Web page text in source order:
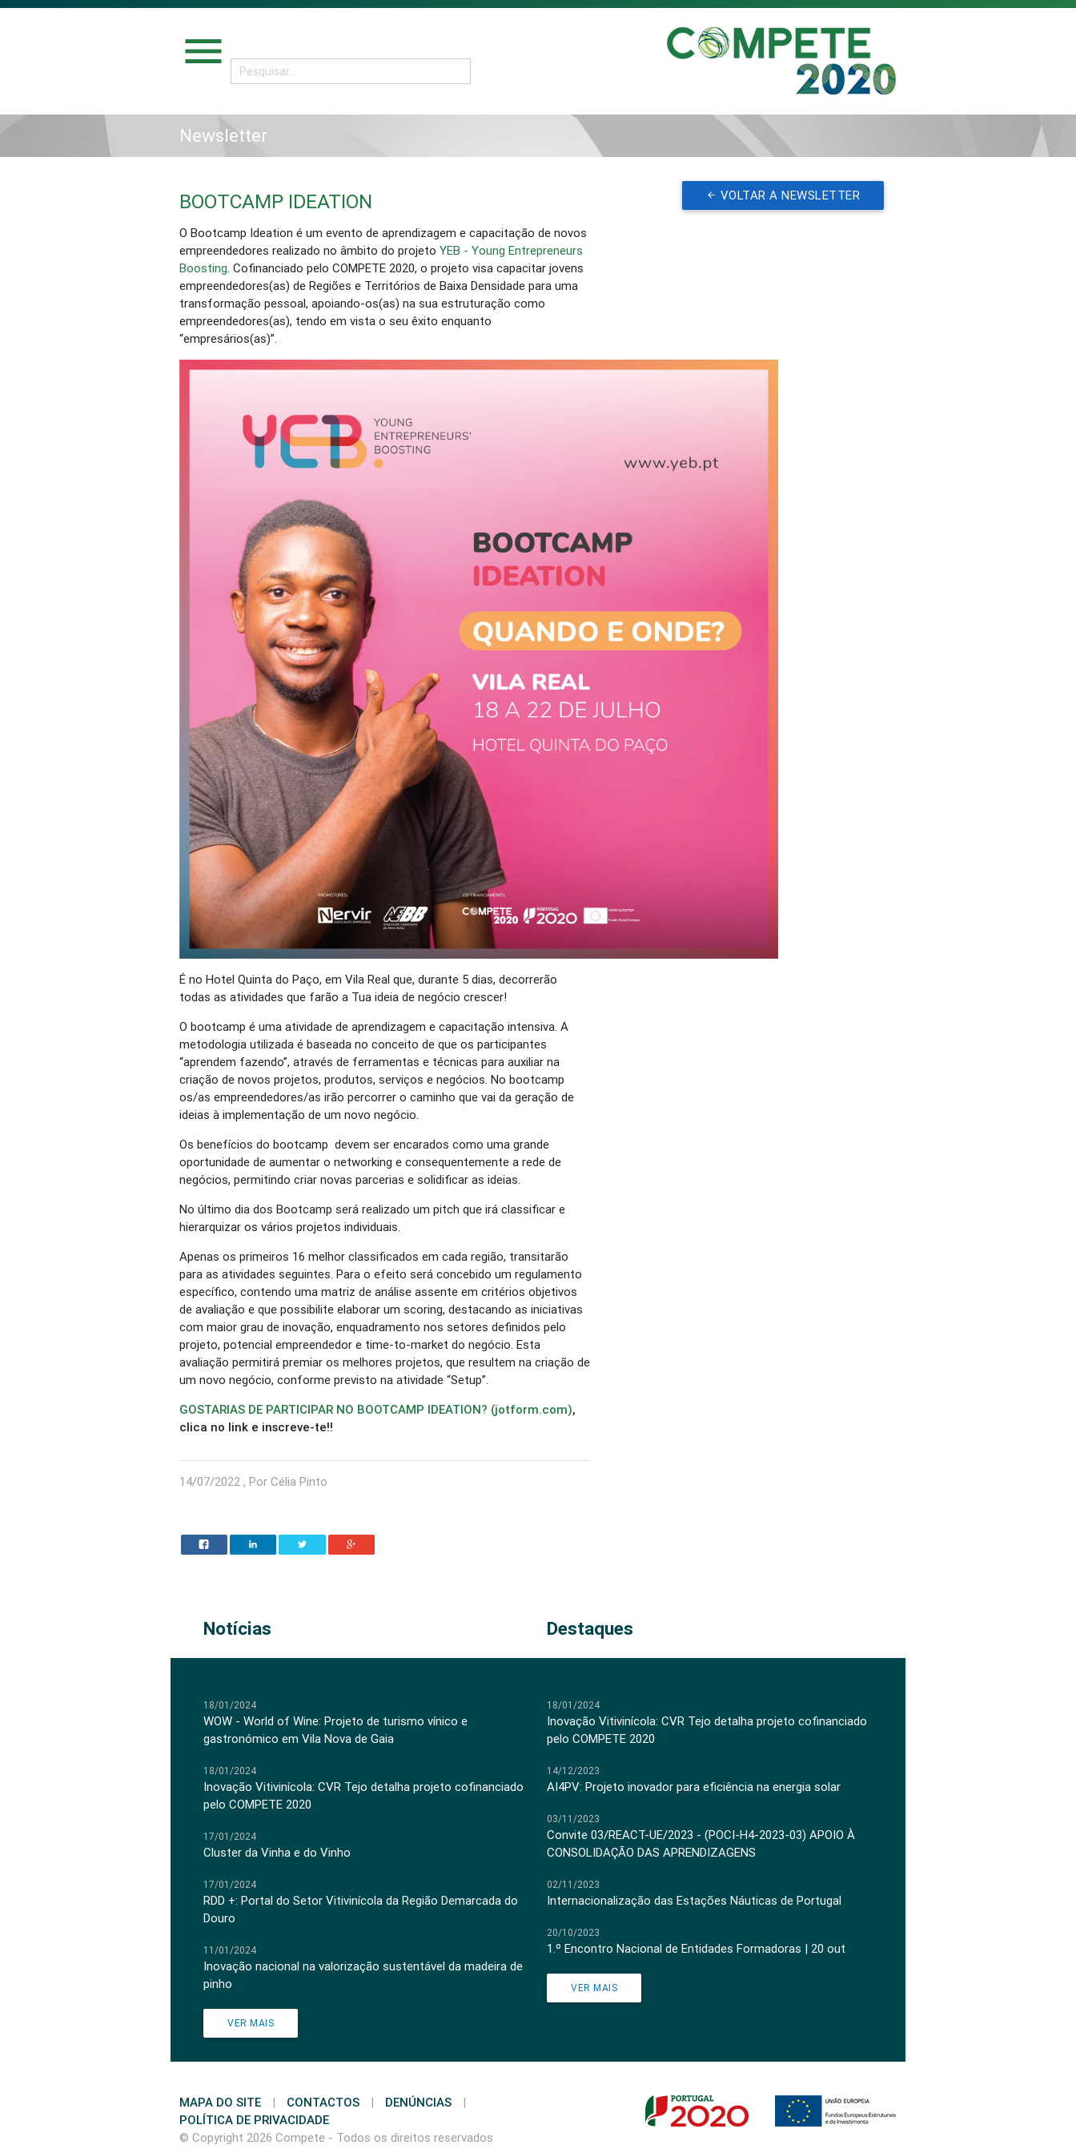
menu
Newsletter
BOOTCAMP IDEATION
O Bootcamp Ideation é um evento de aprendizagem e capacitação de novos
empreendedores realizado no âmbito do projetoYEB - Young Entrepreneurs
Boosting. Cofinanciado pelo COMPETE 2020, o projeto visa capacitar jovens
empreendedores(as) de Regiões e Territórios de Baixa Densidade para uma
transformação pessoal, apoiando-os(as) na sua estruturação como
empreendedores(as), tendo em vista o seu êxito enquanto
“empresários(as)”.
É no Hotel Quinta do Paço, em Vila Real que, durante 5 dias, decorrerão
todas as atividades que farão a Tua ideia de negócio crescer!
O bootcamp é uma atividade de aprendizagem e capacitação intensiva. A
metodologia utilizada é baseada no conceito de que os participantes
“aprendem fazendo”, através de ferramentas e técnicas para auxiliar na
criação de novos projetos, produtos, serviços e negócios. No bootcamp
os/as empreendedores/as irão percorrer o caminho que vai da geração de
ideias à implementação de um novo negócio.
Os benefícios do bootcamp devem ser encarados como uma grande
oportunidade de aumentar o networking e consequentemente a rede de
negócios, permitindo criar novas parcerias e solidificar as ideias.
No último dia dos Bootcamp será realizado um pitch que irá classificar e
hierarquizar os vários projetos individuais.
Apenas os primeiros 16 melhor classificados em cada região, transitarão
para as atividades seguintes. Para o efeito será concebido um regulamento
específico, contendo uma matriz de análise assente em critérios objetivos
de avaliação e que possibilite elaborar um scoring, destacando as iniciativas
com maior grau de inovação, enquadramento nos setores definidos pelo
projeto, potencial empreendedor e time-to-market do negócio. Esta
avaliação permitirá premiar os melhores projetos, que resultem na criação de
um novo negócio, conforme previsto na atividade “Setup”.
GOSTARIAS DE PARTICIPAR NO BOOTCAMP IDEATION? (jotform.com),
clica no link e inscreve-te!!
14/07/2022 , Por Célia Pinto
VOLTAR A NEWSLETTER
Notícias Destaques
18/01/2024
WOW - World of Wine: Projeto de turismo vínico e
gastronómico em Vila Nova de Gaia
18/01/2024
Inovação Vitivinícola: CVR Tejo detalha projeto cofinanciado
pelo COMPETE 2020
17/01/2024
Cluster da Vinha e do Vinho
17/01/2024
RDD +: Portal do Setor Vitivinícola da Região Demarcada do
Douro
11/01/2024
Inovação nacional na valorização sustentável da madeira de
pinho
VER MAIS
18/01/2024
Inovação Vitivinícola: CVR Tejo detalha projeto cofinanciado
pelo COMPETE 2020
14/12/2023
AI4PV: Projeto inovador para eficiência na energia solar
03/11/2023
Convite 03/REACT-UE/2023 - (POCI-H4-2023-03) APOIO À
CONSOLIDAÇÃO DAS APRENDIZAGENS
02/11/2023
Internacionalização das Estações Náuticas de Portugal
20/10/2023
1.º Encontro Nacional de Entidades Formadoras | 20 out
VER MAIS
MAPA DO SITE | CONTACTOS | DENÚNCIAS
|
POLÍTICA DE PRIVACIDADE
© Copyright 2026 Compete - Todos os direitos reservados